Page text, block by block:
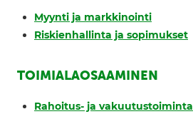
Myynti ja markkinointi
Riskienhallinta ja sopimukset
TOIMIALAOSAAMINEN
Rahoitus- ja vakuutustoiminta